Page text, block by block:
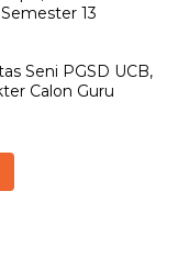
13
Seni PGSD UCB,
Calon Guru